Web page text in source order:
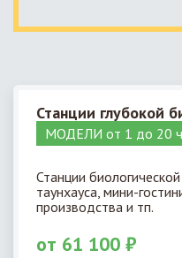
Станции глубокой
МОДЕЛИ от 1 до 20
Станции
таунхауса, мини-
производства и тп.
от 61 100 ₽